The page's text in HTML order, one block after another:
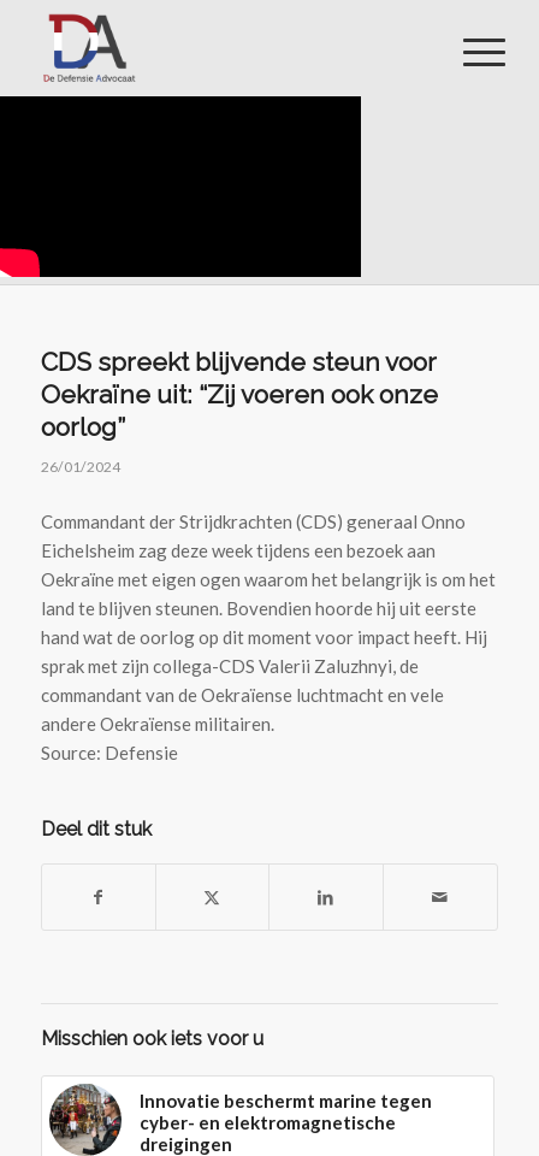
CDS spreekt blijvende steun voor
Oekraïne uit: “Zij voeren ook onze
oorlog”
26/01/2024
Commandant der Strijdkrachten (CDS) generaal Onno
Eichelsheim zag deze week tijdens een bezoek aan
Oekraïne met eigen ogen waarom het belangrijk is om het
land te blijven steunen. Bovendien hoorde hij uit eerste
hand wat de oorlog op dit moment voor impact heeft. Hij
sprak met zijn collega-CDS Valerii Zaluzhnyi, de
commandant van de Oekraïense luchtmacht en vele
andere Oekraïense militairen.
Source: Defensie
Deel dit stuk
Misschien ook iets voor u
Innovatie beschermt marine tegen
cyber- en elektromagnetische
dreigingen